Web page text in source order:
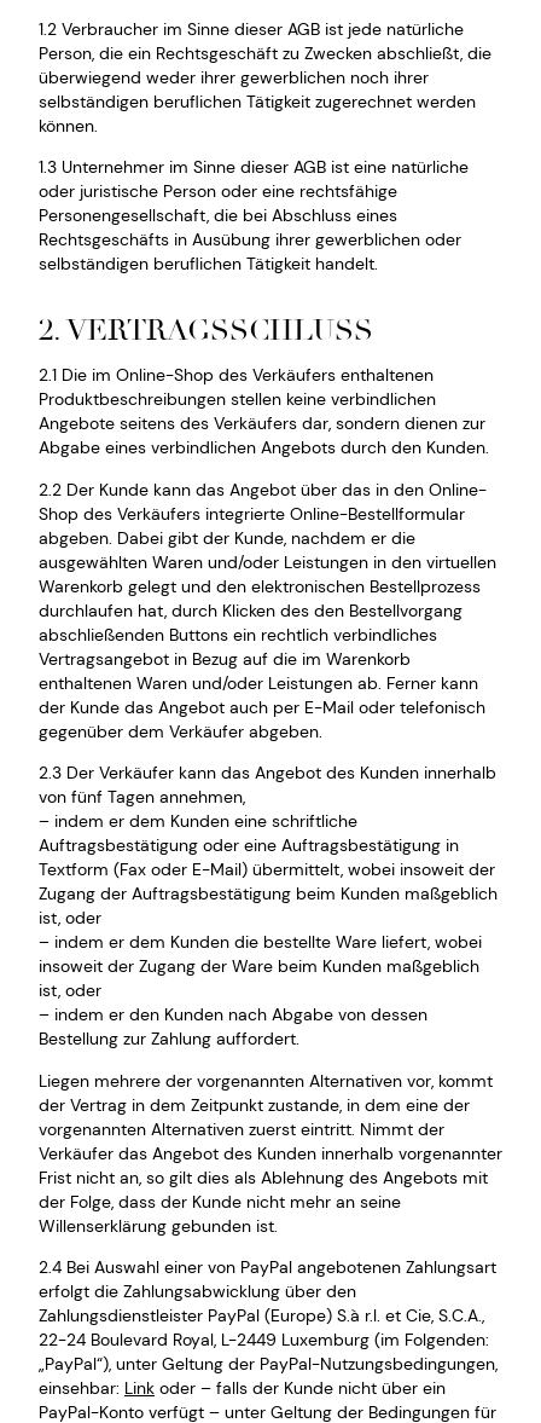
1.2 Verbraucher im Sinne dieser AGB ist jede natürliche
Person, die ein Rechtsgeschäft zu Zwecken abschließt, die
überwiegend weder ihrer gewerblichen noch ihrer
selbständigen beruflichen Tätigkeit zugerechnet werden
können.
1.3 Unternehmer im Sinne dieser AGB ist eine natürliche
oder juristische Person oder eine rechtsfähige
Personengesellschaft, die bei Abschluss eines
Rechtsgeschäfts in Ausübung ihrer gewerblichen oder
selbständigen beruflichen Tätigkeit handelt.
2. VERTRAGSSCHLUSS
2.1 Die im Online-Shop des Verkäufers enthaltenen
Produktbeschreibungen stellen keine verbindlichen
Angebote seitens des Verkäufers dar, sondern dienen zur
Abgabe eines verbindlichen Angebots durch den Kunden.
2.2 Der Kunde kann das Angebot über das in den Online-
Shop des Verkäufers integrierte Online-Bestellformular
abgeben. Dabei gibt der Kunde, nachdem er die
ausgewählten Waren und/oder Leistungen in den virtuellen
Warenkorb gelegt und den elektronischen Bestellprozess
durchlaufen hat, durch Klicken des den Bestellvorgang
abschließenden Buttons ein rechtlich verbindliches
Vertragsangebot in Bezug auf die im Warenkorb
enthaltenen Waren und/oder Leistungen ab. Ferner kann
der Kunde das Angebot auch per E-Mail oder telefonisch
gegenüber dem Verkäufer abgeben.
2.3 Der Verkäufer kann das Angebot des Kunden innerhalb
von fünf Tagen annehmen,
– indem er dem Kunden eine schriftliche
Auftragsbestätigung oder eine Auftragsbestätigung in
Textform (Fax oder E-Mail) übermittelt, wobei insoweit der
Zugang der Auftragsbestätigung beim Kunden maßgeblich
ist, oder
– indem er dem Kunden die bestellte Ware liefert, wobei
insoweit der Zugang der Ware beim Kunden maßgeblich
ist, oder
– indem er den Kunden nach Abgabe von dessen
Bestellung zur Zahlung auffordert.
Liegen mehrere der vorgenannten Alternativen vor, kommt
der Vertrag in dem Zeitpunkt zustande, in dem eine der
vorgenannten Alternativen zuerst eintritt. Nimmt der
Verkäufer das Angebot des Kunden innerhalb vorgenannter
Frist nicht an, so gilt dies als Ablehnung des Angebots mit
der Folge, dass der Kunde nicht mehr an seine
Willenserklärung gebunden ist.
2.4 Bei Auswahl einer von PayPal angebotenen Zahlungsart
erfolgt die Zahlungsabwicklung über den
Zahlungsdienstleister PayPal (Europe) S.à r.l. et Cie, S.C.A.,
22-24 Boulevard Royal, L-2449 Luxemburg (im Folgenden:
„PayPal“), unter Geltung der PayPal-Nutzungsbedingungen,
einsehbar: Link oder – falls der Kunde nicht über ein
PayPal-Konto verfügt – unter Geltung der Bedingungen für